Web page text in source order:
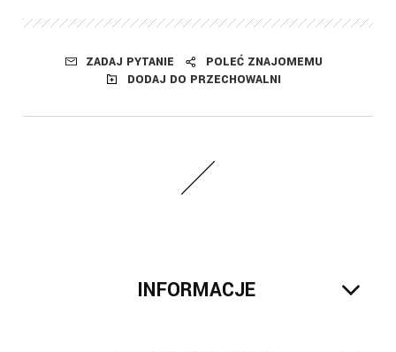
ZADAJ PYTANIE
POLEĆ ZNAJOMEMU
DODAJ DO PRZECHOWALNI
INFORMACJE